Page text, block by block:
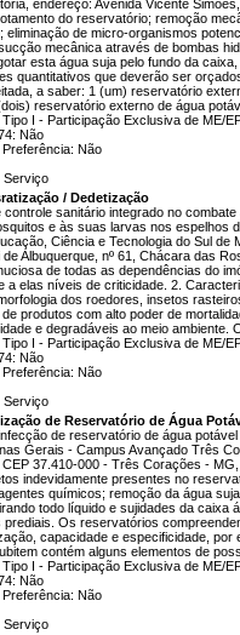
endereço: Avenida Vicente
do reservatório; remoção
de micro-organismos
mecânica através de bombas
esta água suja pelo fundo da
quantitativos que deverão ser
a saber: 1 (um) reservatório
reservatório externo de água
I - Participação Exclusiva de ME/
Não
Não
Serviço
/ Dedetização
sanitário integrado no
e às suas larvas nos espelhos
Ciência e Tecnologia do Sul
Albuquerque, nº 61, Chácara das
de todas as dependências do
a elas níveis de criticidade. 2.
dos roedores, insetos
produtos com alto poder de
e degradáveis ao meio ambiente.
I - Participação Exclusiva de ME/
Não
Não
Serviço
de Reservatório de Água
de reservatório de água
Gerais - Campus Avançado Três
37.410-000 - Três Corações -
indevidamente presentes no
químicos; remoção da água
todo líquido e sujidades da
Os reservatórios
capacidade e especificidade,
contém alguns elementos de
I - Participação Exclusiva de ME/
Não
Não
Serviço